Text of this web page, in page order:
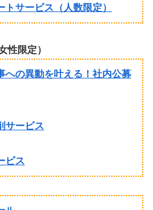
サービス（人数限定）
性限定）
への異動を叶える！社内公募
サービス
ビス